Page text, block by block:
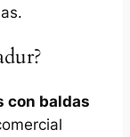
con baldas